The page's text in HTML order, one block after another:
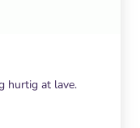
hurtig at lave.